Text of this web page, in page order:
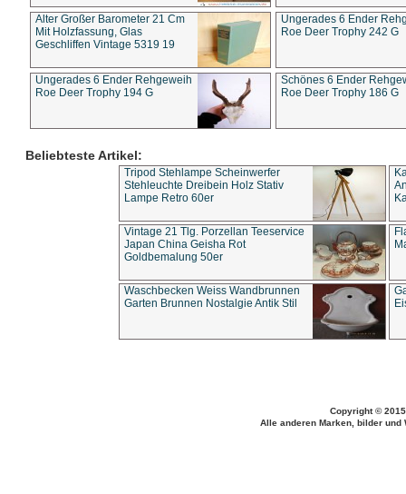
Alter Großer Barometer 21 Cm
Mit Holzfassung, Glas
Geschliffen Vintage 5319 19
Ungerades 6 Ender
Roe Deer Trophy 242 G
Ungerades 6 Ender Rehgeweih
Roe Deer Trophy 194 G
Schönes 6 Ender
Roe Deer Trophy 186 G
Beliebteste Artikel:
Tripod Stehlampe Scheinwerfer
Stehleuchte Dreibein Holz Stativ
Lampe Retro 60er
Vintage 21 Tlg. Porzellan Teeservice
Japan China Geisha Rot
Goldbemalung 50er
Waschbecken Weiss Wandbrunnen
Garten Brunnen Nostalgie Antik Stil
Copyright ©
Alle anderen Marken, bilder und